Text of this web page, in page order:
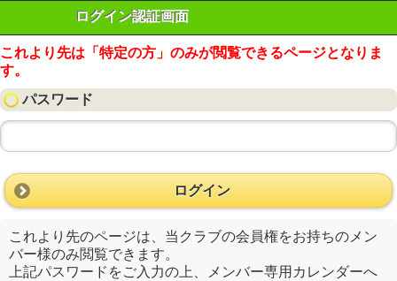
ログイン認証画面
これより先は「特定の方」のみが閲覧できるページとなりま
す。
パスワード
ログイン
これより先のページは、当クラブの会員権をお持ちのメン
バー様のみ閲覧できます。
上記パスワードをご入力の上、メンバー専用カレンダーへ